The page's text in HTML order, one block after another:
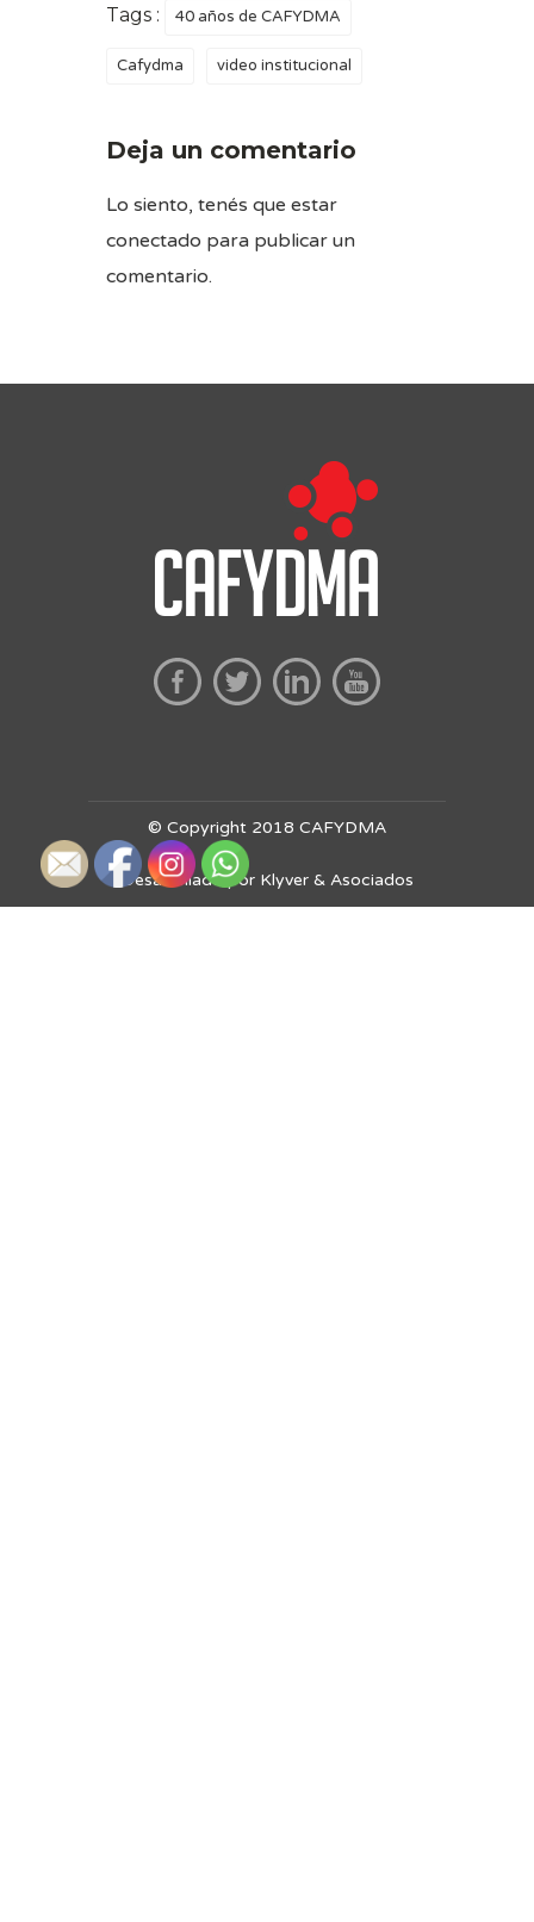
Tags : 40 años de CAFYDMA
Cafydma video institucional
Deja un comentario
Lo siento, tenés que estar
conectado para publicar un
comentario.
© Copyright 2018 CAFYDMA
Desarrollado por Klyver & Asociados